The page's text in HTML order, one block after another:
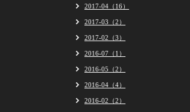
2017-04（16）
2017-03（2）
2017-02（3）
2016-07（1）
2016-05（2）
2016-04（4）
2016-02（2）